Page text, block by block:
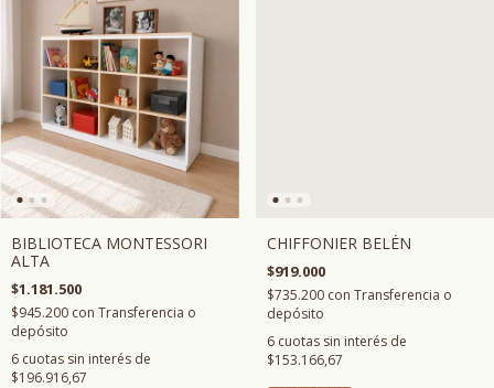
BIBLIOTECA MONTESSORI
ALTA
$1.181.500
$945.200 con Transferencia o
depósito
6 cuotas sin interés de
$196.916,67
CHIFFONIER BELÉN
$919.000
$735.200 con Transferencia o
depósito
6 cuotas sin interés de
$153.166,67